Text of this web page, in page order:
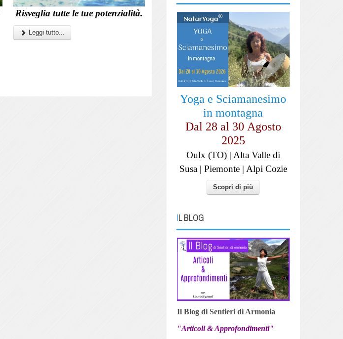
Risveglia tutte le tue potenzialità.
Leggi tutto...
Yoga e Sciamanesimo
in montagna
Dal 28 al 30 Agosto
2025
Oulx (TO) | Alta Valle di
Susa | Piemonte | Alpi Cozie
Scopri di più
IL BLOG
Il Blog di Sentieri di Armonia
"Articoli & Approfondimenti"